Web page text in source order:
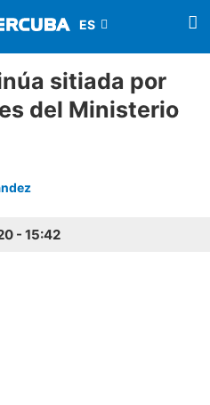
sitiada por
del Ministerio
- 15:42